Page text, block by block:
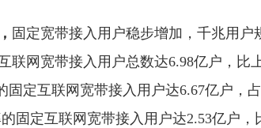
固定宽带接入用户稳步增加，千兆用户
联网宽带接入用户总数达6.98亿户，比
固定互联网宽带接入用户达6.67亿户，
固定互联网宽带接入用户达2.53亿户